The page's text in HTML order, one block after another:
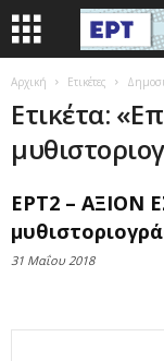
Αρχική Ετικέτες
Ετικέτα:
ΕΡΤ2 – ΑΞΙΟΝ
31 Μαΐου 2018